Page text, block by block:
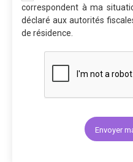
correspondent à ma
déclaré aux autorités
de résidence.